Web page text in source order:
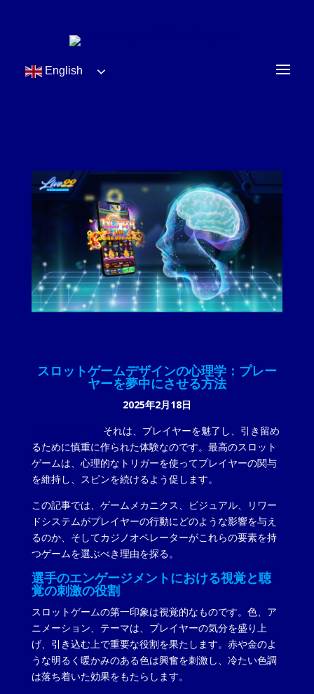
English
スロットゲームデザインの心理学：プレー
ヤーを夢中にさせる方法
2025年2月18日
それは、プレイヤーを魅了し、引き留め
るために慎重に作られた体験なのです。最高のスロット
ゲームは、心理的なトリガーを使ってプレイヤーの関与
を維持し、スピンを続けるよう促します。
この記事では、ゲームメカニクス、ビジュアル、リワー
ドシステムがプレイヤーの行動にどのような影響を与え
るのか、そしてカジノオペレーターがこれらの要素を持
つゲームを選ぶべき理由を探る。
選手のエンゲージメントにおける視覚と聴
覚の刺激の役割
スロットゲームの第一印象は視覚的なものです。色、ア
ニメーション、テーマは、プレイヤーの気分を盛り上
げ、引き込む上で重要な役割を果たします。赤や金のよ
うな明るく暖かみのある色は興奮を刺激し、冷たい色調
は落ち着いた効果をもたらします。